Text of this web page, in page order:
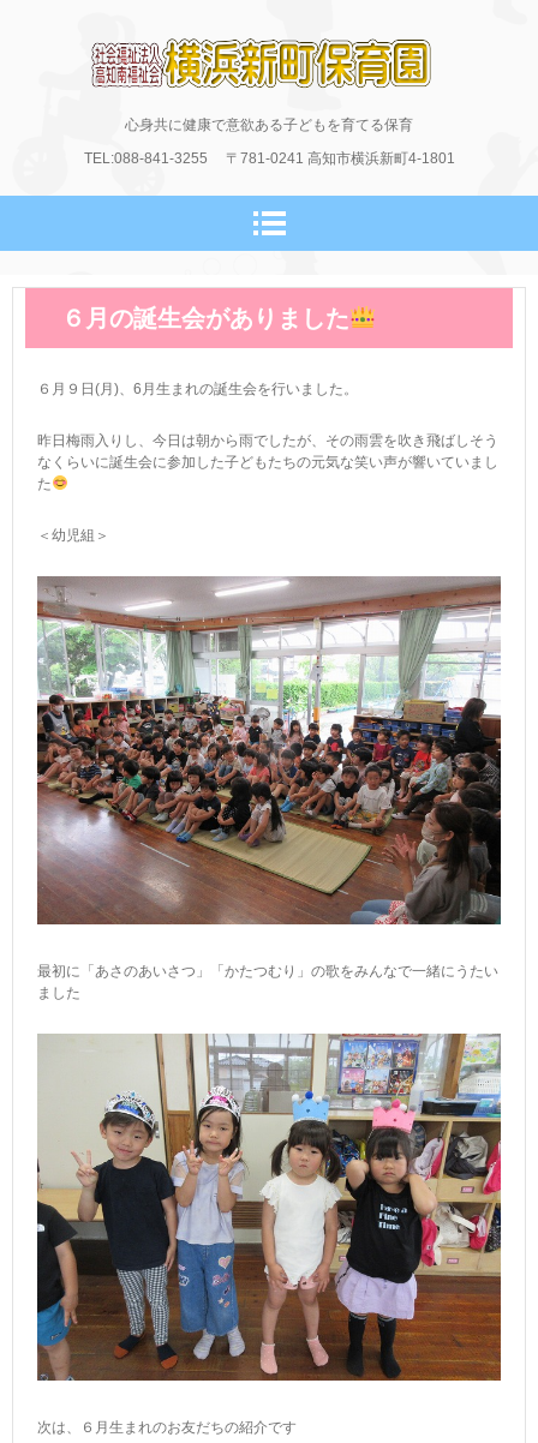
横浜新町保育園のホームページ
心身共に健康で意欲ある子どもを育てる保育
TEL:088-841-3255
〒781-0241 高知市横浜新町4-1801
６月の誕生会がありました
６月９日(月)、6月生まれの誕生会を行いました。
昨日梅雨入りし、今日は朝から雨でしたが、その雨雲を吹き飛ばしそう
なくらいに誕生会に参加した子どもたちの元気な笑い声が響いていまし
た
＜幼児組＞
最初に「あさのあいさつ」「かたつむり」の歌をみんなで一緒にうたい
ました
次は、６月生まれのお友だちの紹介です